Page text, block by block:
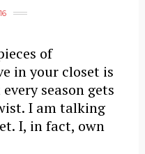
of
in your closet is
season gets
I am talking
I, in fact, own